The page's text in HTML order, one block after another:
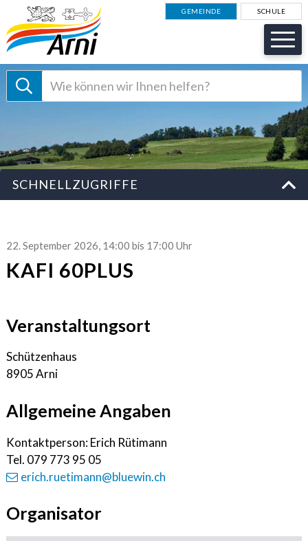
NAVIGIEREN IN GEMEINDE
Schnellnavigation GEMEINDE SCHULE
Suchbegriff
Suche starten
SCHNELLZUGRIFFE
KAFI 60PLUS
22. September 2026, 14:00 bis 17:00 Uhr
Veranstaltungsort
Schützenhaus
8905 Arni
Allgemeine Angaben
Kontaktperson: Erich Rütimann
Tel. 079 773 95 05
erich.ruetimann@bluewin.ch
Organisator